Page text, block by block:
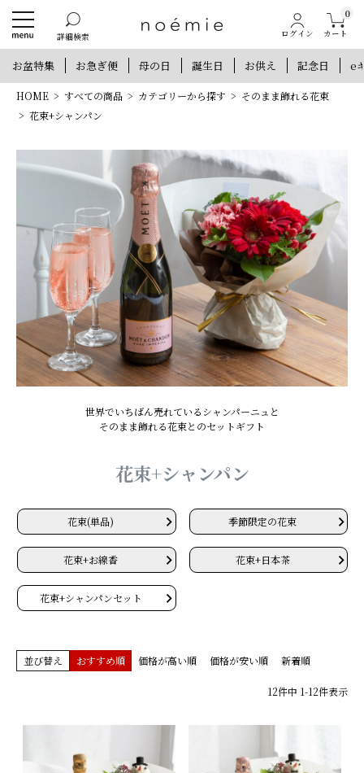
詳細検索 ログイン
0
カート
お盆特集 お急ぎ便 母の日 誕生日 お供え 記念日 e
HOME すべての商品 カテゴリーから探す
そのまま飾れる花束
花束+シャンパン
新規会員登録で300ポイントプレゼント
他にもお得な特典がいっぱい！
新規会員登録 ログイン
花色で探す
もっと見る
生花×プリザ
枯れないバラと生花の花束/
オレンジ
きせかえローズ(ボルドー) 香
きせかえローズ(ヌードピー
世界でいちばん売れているシャンパーニュと
そのまま飾れる花束とのセットギフト
花束+シャンパン
花束(単品) 季節限定の花束
花束+お線香 花束+日本茶
花束+シャンパンセット
並び替え おすすめ順 価格が高い順 価格が安い順 新着順
12件中 1-12件表示